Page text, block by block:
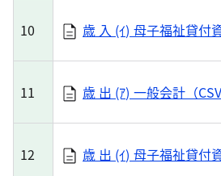
10 歳 入 (ｲ) 母子福祉貸付
11 歳 出 (ｱ) 一般会計（CSV
12 歳 出 (ｲ) 母子福祉貸付